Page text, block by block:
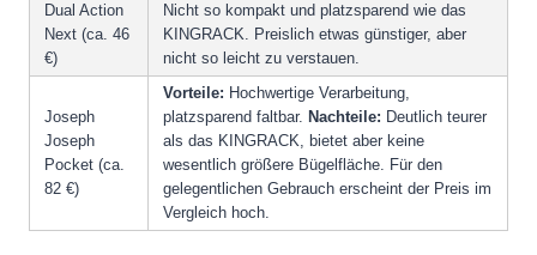
Dual Action
Next (ca. 46
€)
Nicht so kompakt und platzsparend wie das
KINGRACK. Preislich etwas günstiger, aber
nicht so leicht zu verstauen.
Joseph
Joseph
Pocket (ca.
82 €)
Vorteile: Hochwertige Verarbeitung,
platzsparend faltbar. Nachteile: Deutlich teurer
als das KINGRACK, bietet aber keine
wesentlich größere Bügelfläche. Für den
gelegentlichen Gebrauch erscheint der Preis im
Vergleich hoch.